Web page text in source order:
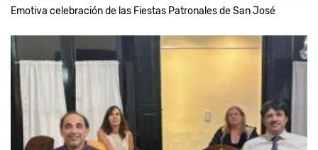
Emotiva celebración de las Fiestas Patronales de San José